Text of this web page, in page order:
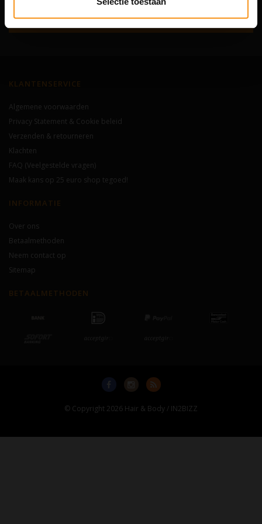
Abonneer
KLANTENSERVICE
Algemene voorwaarden
Privacy Statement & Cookie beleid
Verzenden & retourneren
Klachten
FAQ (Veelgestelde vragen)
Maak kans op 25 euro shop tegoed!
INFORMATIE
Over ons
Betaalmethoden
Neem contact op
Sitemap
BETAALMETHODEN
© Copyright 2026 Hair & Body / IN2BIZZ